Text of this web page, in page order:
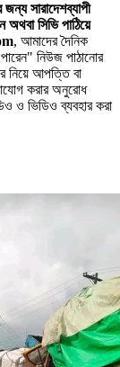
সারাদেশব্যাপী
সিভি পাঠিয়ে
, আমাদের দৈনিক
নিউজ পাঠানোর
আপত্তি বা
করার অনুরোধ
ও ভিডিও ব্যবহার করা